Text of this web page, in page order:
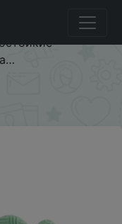
анти-
кухонные